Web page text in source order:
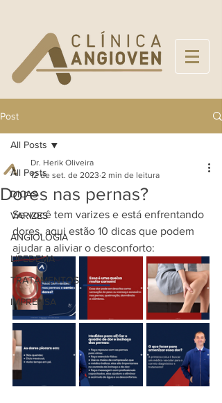
Post
All Posts
DICAS
VARIZES
ANGIOLOGIA
LIPEDEMA
TRATAMENTOS
IMPRENSA
All Posts
Dores nas pernas?
Dr. Herik Oliveira
12 de set. de 2023 2 min de leitura
Se você tem varizes e está enfrentando
dores, aqui estão 10 dicas que podem
ajudar a aliviar o desconforto: